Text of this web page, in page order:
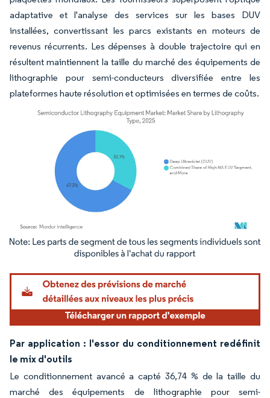
adaptative et l'analyse des services sur les bases DUV
installées, convertissant les parcs existants en moteurs de
revenus récurrents. Les dépenses à double trajectoire qui en
résultent maintiennent la taille du marché des équipements de
lithographie pour semi-conducteurs diversifiée entre les
plateformes haute résolution et optimisées en termes de coûts.
Image © Mordor Intelligence. La réutilisation nécessite une attribution sous CC BY
Par application : l'essor du conditionnement redéfinit
le mix d'outils
Le conditionnement avancé a capté 36,74 % de la taille du
marché des équipements de lithographie pour semi-